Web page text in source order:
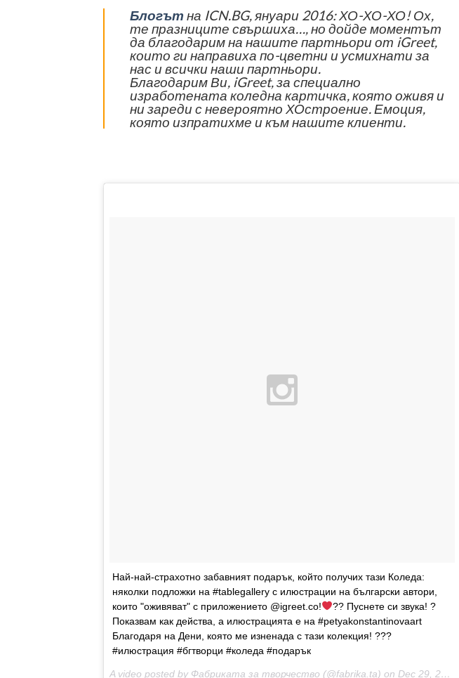
Блогът на ICN.BG, януари 2016: ХО-ХО-ХО! Ох,
те празниците свършиха…, но дойде моментът
да благодарим на нашите партньори от iGreet,
които ги направиха по-цветни и усмихнати за
нас и всички наши партньори.
Благодарим Ви, iGreet, за специално
изработената коледна картичка, която оживя и
ни зареди с невероятно ХОстроение. Емоция,
която изпратихме и към нашите клиенти.
Най-най-страхотно забавният подарък, който получих тази Коледа:
няколки подложки на #tablegallery с илюстрации на български автори,
които "оживяват" с приложението @igreet.co!
?? Пуснете си звука! ?
Показвам как действа, а илюстрацията е на #petyakonstantinovaart
Благодаря на Дени, която ме изненада с тази колекция! ???
#илюстрация #бгтворци #коледа #подарък
A video posted by Фабриката за творчество (@fabrika.ta) on Dec 29, 2015 at 10:50am PST